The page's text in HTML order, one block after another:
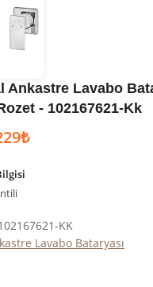
Ankastre Lavabo
- 102167621-Kk
₺
KK
Lavabo Bataryası